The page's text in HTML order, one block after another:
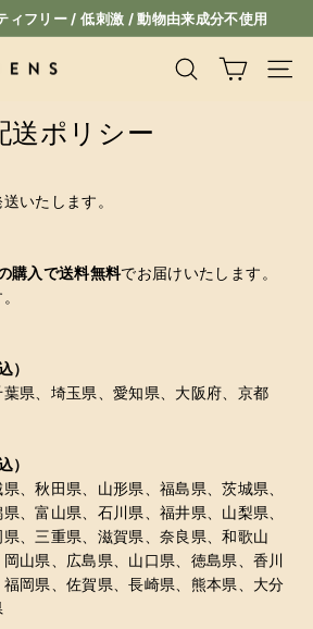
ス
シ
一
止
ィフリー / 低刺激 / 動物由来成分不使用
検索 サイ
送ポリシー
いたします。
購入で送料無料でお届けいたします。
）
県、埼玉県、愛知県、大阪府、京都
）
、秋田県、山形県、福島県、茨城県、
、富山県、石川県、福井県、山梨県、
、三重県、滋賀県、奈良県、和歌山
山県、広島県、山口県、徳島県、香川
岡県、佐賀県、長崎県、熊本県、大分